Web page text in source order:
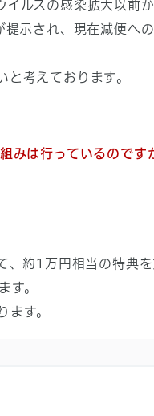
ルスの感染拡大以前
示され、現在減便へ
考えております。
みは行っているのです
約1万円相当の特典
す。
ます。